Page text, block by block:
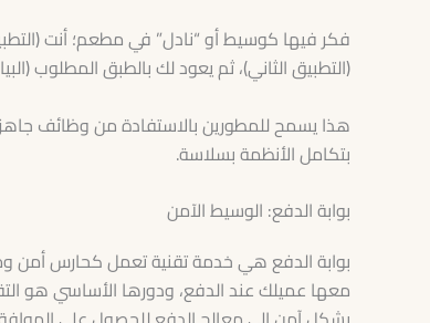
(التطبيق الثاني)، ثم يعود لك بالطبق المطلوب
هذا يسمح للمطورين بالاستفادة من وظائف
بتكامل الأنظمة بسلاسة.
بوابة الدفع: الوسيط الآمن
بوابة الدفع هي خدمة تقنية تعمل كحارس أمن
معها عميلك عند الدفع، ودورها الأساسي هو